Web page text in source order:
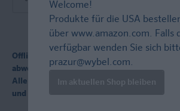
Offline (App) und online Vokabeln lernen:
abwechslungsreich!
Alle Vokabeln der Schulbücher Découvertes
und 4 ab 2012.
Welcome!
Produkte für die USA
über www.amazon.com. Falls
verfügbar wenden Sie sich
prazur@wybel.com.
Im aktuellen Shop bleiben